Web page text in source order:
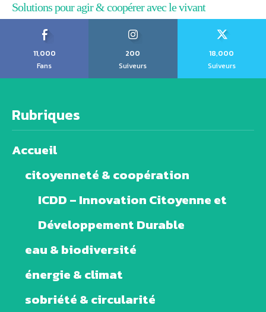
Solutions pour agir & coopérer avec le vivant
11,000
Fans
200
Suiveurs
18,000
Suiveurs
Rubriques
Accueil
citoyenneté & coopération
ICDD – Innovation Citoyenne et
Développement Durable
eau & biodiversité
énergie & climat
sobriété & circularité